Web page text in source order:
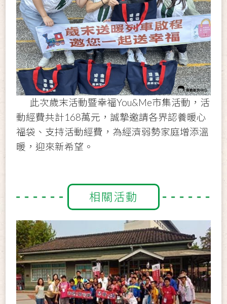
此次歲末活動暨幸福You&Me市集活動，活
動經費共計168萬元，誠摯邀請各界認養暖心
福袋、支持活動經費，為經濟弱勢家庭增添溫
暖，迎來新希望。
相關活動